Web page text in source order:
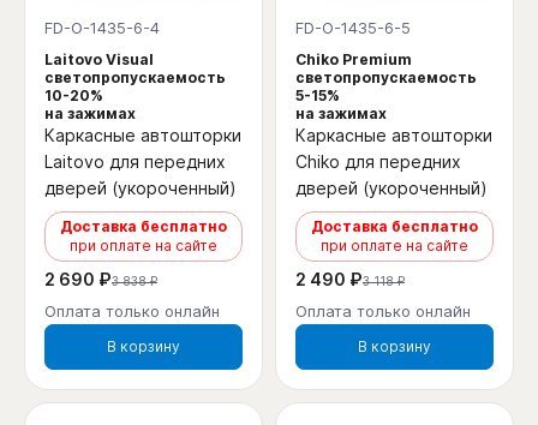
FD-O-1435-6-4
Laitovo Visual
светопропускаемость
10-20%
на зажимах
Каркасные автошторки
Laitovo для передних
дверей (укороченный)
Доставка бесплатно
при оплате на сайте
2 690 ₽3 838 ₽
Оплата только онлайн
В корзину
FD-O-1435-6-5
Chiko Premium
светопропускаемость
5-15%
на зажимах
Каркасные автошторки
Chiko для передних
дверей (укороченный)
Доставка бесплатно
при оплате на сайте
2 490 ₽3 118 ₽
Оплата только онлайн
В корзину